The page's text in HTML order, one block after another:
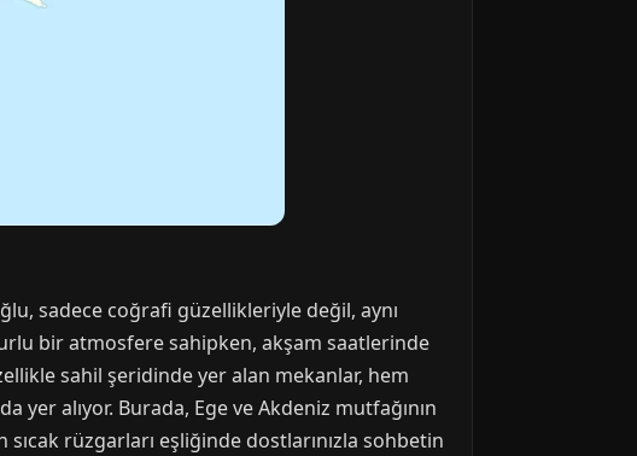
sadece coğrafi güzellikleriyle değil, aynı
bir atmosfere sahipken, akşam saatlerinde
sahil şeridinde yer alan mekanlar, hem
alıyor. Burada, Ege ve Akdeniz mutfağının
rüzgarları eşliğinde dostlarınızla sohbetin